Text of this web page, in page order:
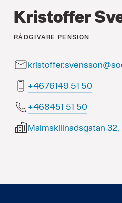
Kristoffer
RÅDGIVARE PENSION
05 15 9416764+
05 15 154864+
Malmskillnadsgatan